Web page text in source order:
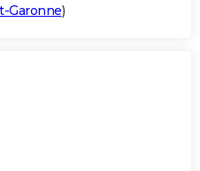
Garonne)